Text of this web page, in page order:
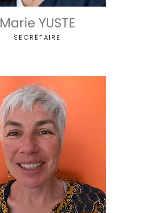
Marie YUSTE
SECRÉTAIRE